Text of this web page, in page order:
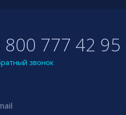
800 777 42 95
звонок